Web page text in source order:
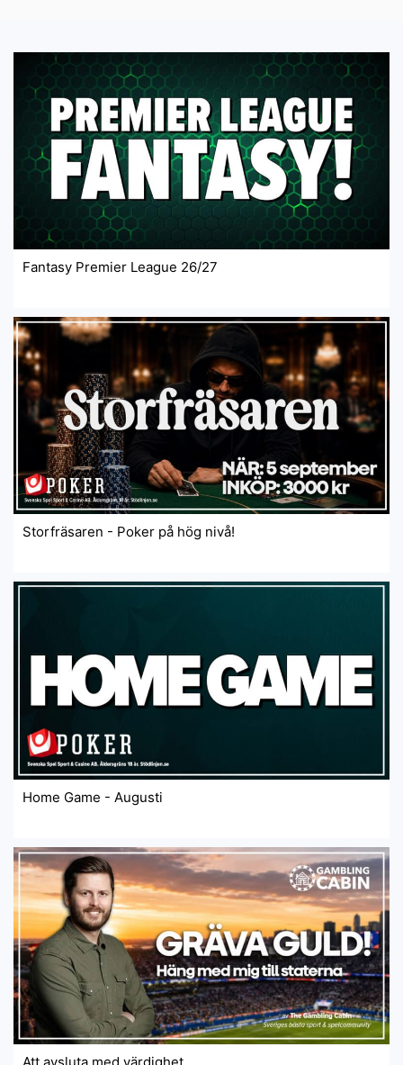
Fantasy Premier League 26/27
Storfräsaren - Poker på hög nivå!
Home Game - Augusti